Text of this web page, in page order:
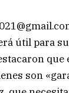
útil para
son